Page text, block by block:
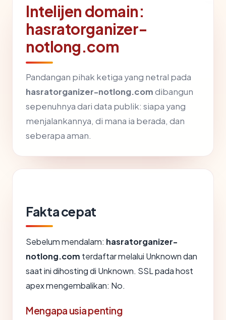
Intelijen domain:
hasratorganizer-
notlong.com
Pandangan pihak ketiga yang netral pada
hasratorganizer-notlong.comdibangun
sepenuhnya dari data publik: siapa yang
menjalankannya, di mana ia berada, dan
seberapa aman.
Fakta cepat
Sebelum mendalam: hasratorganizer-
notlong.com terdaftar melalui Unknown dan
saat ini dihosting di Unknown. SSL pada host
apex mengembalikan: No.
Mengapa usia penting